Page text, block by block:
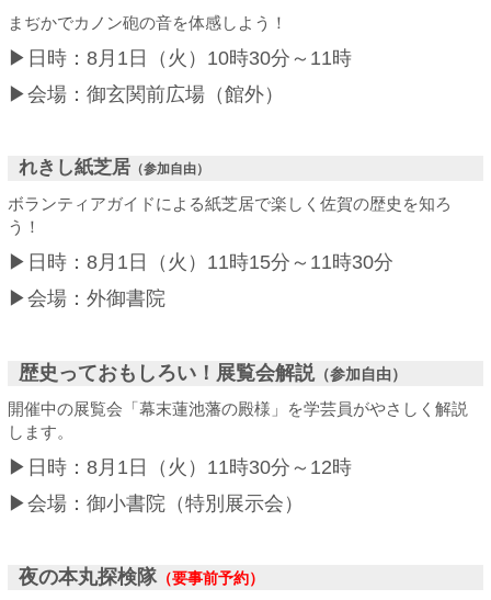
まぢかでカノン砲の音を体感しよう！
▶日時：8月1日（火）10時30分～11時
▶会場：御玄関前広場（館外）
れきし紙芝居（参加自由）
ボランティアガイドによる紙芝居で楽しく佐賀の歴史を知ろ
う！
▶日時：8月1日（火）11時15分～11時30分
▶会場：外御書院
歴史っておもしろい！展覧会解説（参加自由）
開催中の展覧会「幕末蓮池藩の殿様」を学芸員がやさしく解説
します。
▶日時：8月1日（火）11時30分～12時
▶会場：御小書院（特別展示会）
夜の本丸探検隊（要事前予約）